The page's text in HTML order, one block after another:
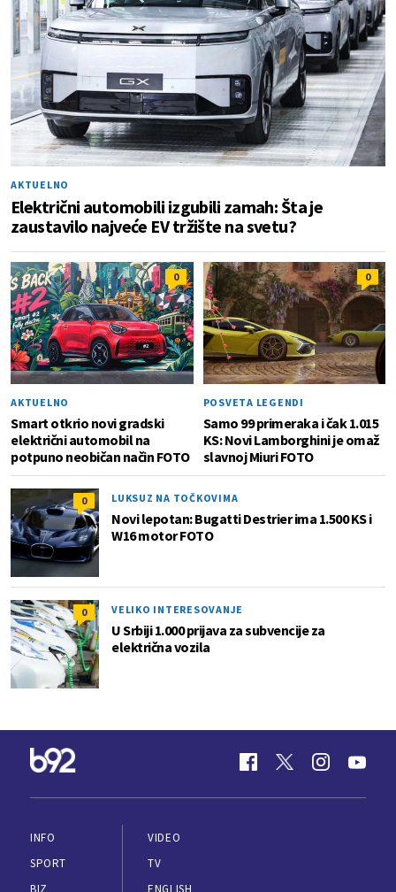
AKTUELNO
Električni automobili izgubili zamah: Šta je
zaustavilo najveće EV tržište na svetu?
0
AKTUELNO
Smart otkrio novi gradski
električni automobil na
potpuno neobičan način FOTO
0
POSVETA LEGENDI
Samo 99 primeraka i čak 1.015
KS: Novi Lamborghini je omaž
slavnoj Miuri FOTO
0 LUKSUZ NA TOČKOVIMA
Novi lepotan: Bugatti Destrier ima 1.500 KS i
W16 motor FOTO
0 VELIKO INTERESOVANJE
U Srbiji 1.000 prijava za subvencije za
električna vozila
INFO
SPORT
BIZ
VIDEO
TV
ENGLISH